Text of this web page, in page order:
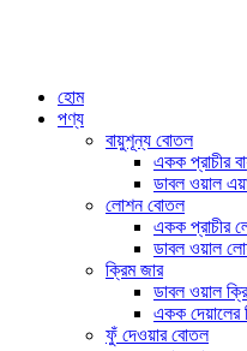
হোম
পণ্য
বায়ুশূন্য বোতল
একক প্রাচীর
ডাবল ওয়াল
লোশন বোতল
একক প্রাচীর
ডাবল ওয়াল
ক্রিম জার
ডাবল ওয়াল
একক দেয়ালের
ফুঁ দেওয়ার বোতল